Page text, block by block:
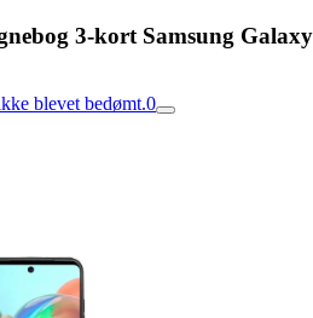
3-kort Samsung
blevet bedømt.0